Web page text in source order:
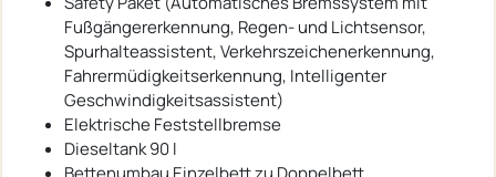
Fußgängererkennung, Regen- und Lichtsensor,
Spurhalteassistent, Verkehrszeichenerkennung,
Fahrermüdigkeitserkennung, Intelligenter
Geschwindigkeitsassistent)
Elektrische Feststellbremse
Dieseltank 90 l